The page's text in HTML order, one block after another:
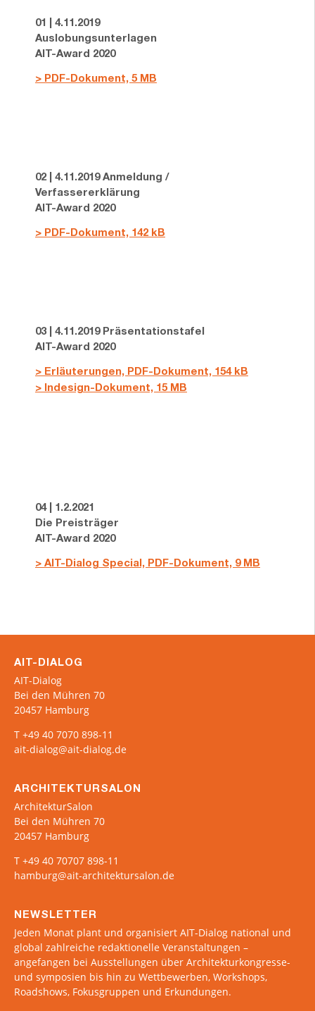
01 | 4.11.2019
Auslobungsunterlagen
AIT-Award 2020
> PDF-Dokument, 5 MB
02 | 4.11.2019 Anmeldung /
Verfassererklärung
AIT-Award 2020
> PDF-Dokument, 142 kB
03 | 4.11.2019 Präsentationstafel
AIT-Award 2020
> Erläuterungen, PDF-Dokument, 154 kB
> Indesign-Dokument, 15 MB
04 | 1.2.2021
Die Preisträger
AIT-Award 2020
> AIT-Dialog Special, PDF-Dokument, 9 MB
AIT-DIALOG
AIT-Dialog
Bei den Mühren 70
20457 Hamburg
T +49 40 7070 898-11
ait-dialog@ait-dialog.de
ARCHITEKTURSALON
ArchitekturSalon
Bei den Mühren 70
20457 Hamburg
T +49 40 70707 898-11
hamburg@ait-architektursalon.de
NEWSLETTER
Jeden Monat plant und organisiert AIT-Dialog national und
global zahlreiche redaktionelle Veranstaltungen –
angefangen bei Ausstellungen über Architekturkongresse-
und symposien bis hin zu Wettbewerben, Workshops,
Roadshows, Fokusgruppen und Erkundungen.